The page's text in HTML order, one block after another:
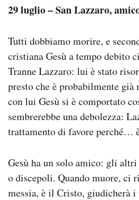
Newsletter
Regala il Post
Hai bisogno di aiuto?
Esci
29 luglio – San Lazzaro,
Tutti dobbiamo morire, e
cristiana Gesù a tempo debito
Tranne Lazzaro: lui è stato
presto che è probabilmente
con lui Gesù si è comportato
sembrerebbe una debolezza:
trattamento di favore perché…
Gesù ha un solo amico: gli
o discepoli. Quando muore, ci
messia, è il Cristo, giudicherà